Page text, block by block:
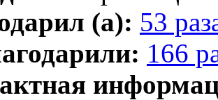
(а): 53
166